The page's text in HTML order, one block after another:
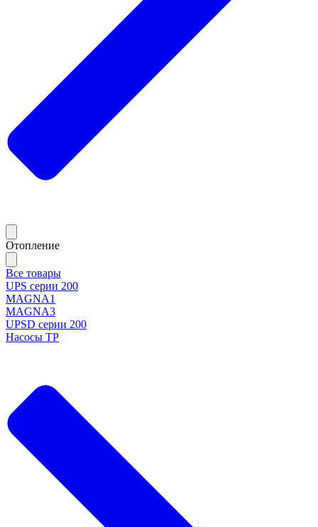
Отопление
Все товары
UPS серии 200
MAGNA1
MAGNA3
UPSD серии 200
Насосы TP